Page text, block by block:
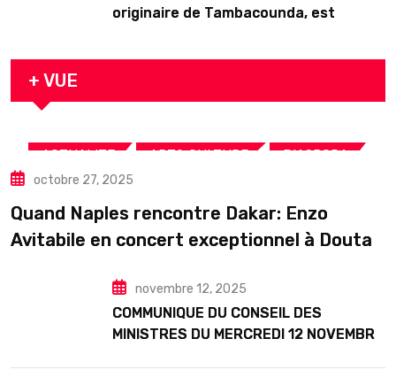
originaire de Tambacounda, est
arrestation
+ VUE
ACTUALITE ART& CULTURE DIASPORA
TOURISME
octobre 27, 2025
Quand Naples rencontre Dakar: Enzo
Avitabile en concert exceptionnel à Douta
novembre 12, 2025
COMMUNIQUE DU CONSEIL DES
MINISTRES DU MERCREDI 12 NOVEMBRE